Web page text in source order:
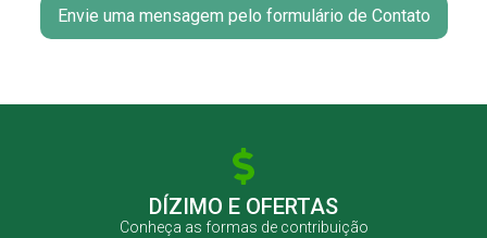
Envie uma mensagem pelo formulário de Contato
DÍZIMO E OFERTAS
Conheça as formas de contribuição